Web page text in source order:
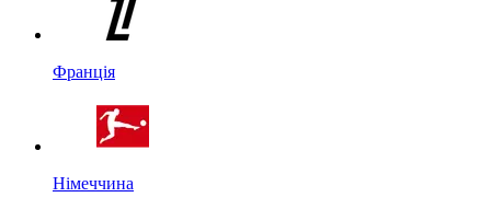
Франція
Німеччина